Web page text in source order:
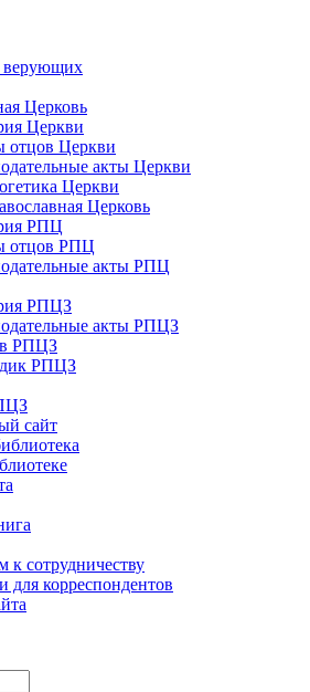
верующих
Церковь
Церкви
отцов Церкви
акты Церкви
Церкви
Церковь
РПЦ
отцов РПЦ
акты РПЦ
РПЦЗ
акты РПЦЗ
РПЦЗ
РПЦЗ
сайт
к сотрудничеству
для корреспондентов